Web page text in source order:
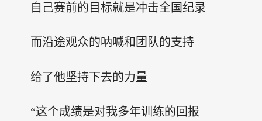
自己赛前的目标就是冲击全国纪录
而沿途观众的呐喊和团队的支持
给了他坚持下去的力量
“这个成绩是对我多年训练的回报